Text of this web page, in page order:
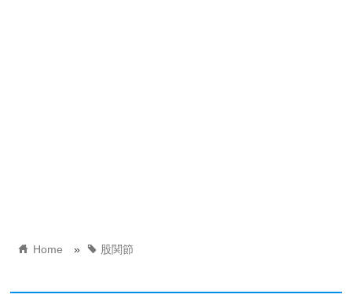
home Home » tag 股関節